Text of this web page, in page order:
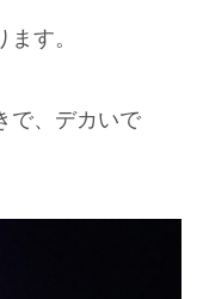
す。
で、デカいで